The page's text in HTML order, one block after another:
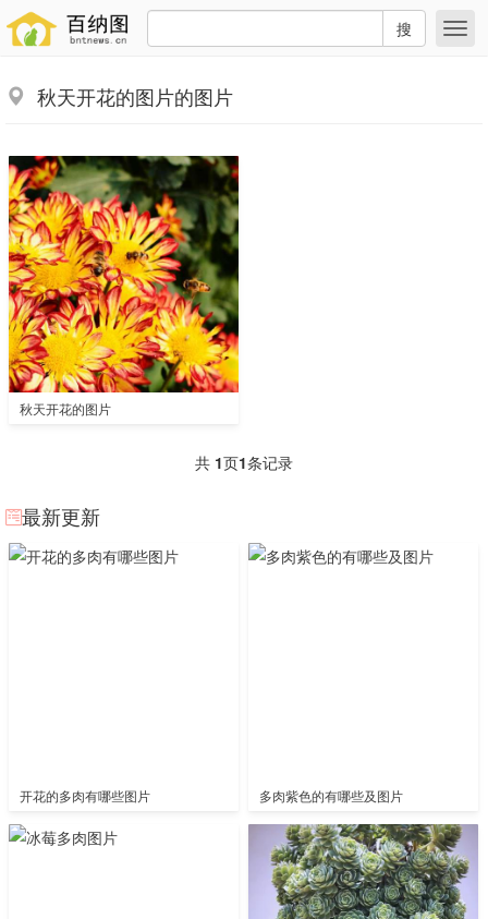
搜
秋天开花的图片的图片
秋天开花的图片
共 1页1条记录
最新更新
开花的多肉有哪些图片 多肉紫色的有哪些及图片